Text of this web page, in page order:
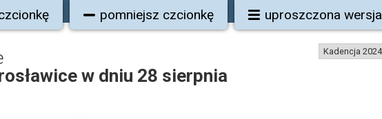
pomniejsz czcionkę uproszczona wersja
w dniu 28 sierpnia